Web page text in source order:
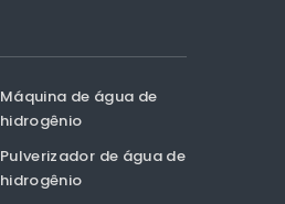
Máquina de água de
hidrogênio
Pulverizador de água de
hidrogênio